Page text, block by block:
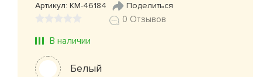
Артикул: КМ-46184 Поделиться
0 Отзывов
В наличии
Белый